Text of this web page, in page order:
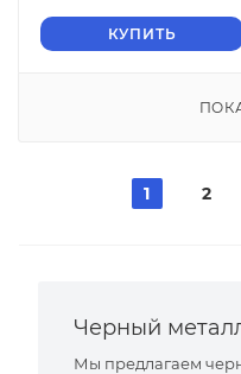
КУПИТЬ
1 2
Черный
Мы предлагаем